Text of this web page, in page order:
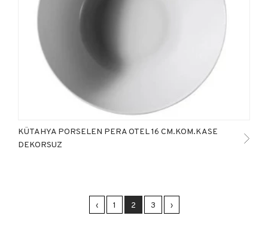
KÜTAHYA PORSELEN PERA OTEL 16 CM.KOM.KASE
DEKORSUZ
‹ 1 2 3 ›